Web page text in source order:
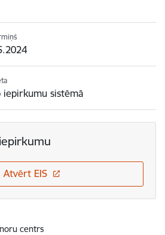
iepirkumu sistēmā
Atvērt EIS
centrs